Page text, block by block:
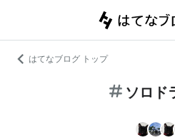
はてなブログ トップ
ソロド